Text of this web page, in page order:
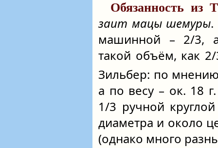
Обязанность из
заит мацы шемуры.
машинной – 2/3,
такой объём, как
Зильбер: по
а по весу – ок. 18
1/3 ручной
диаметра и около
(однако много